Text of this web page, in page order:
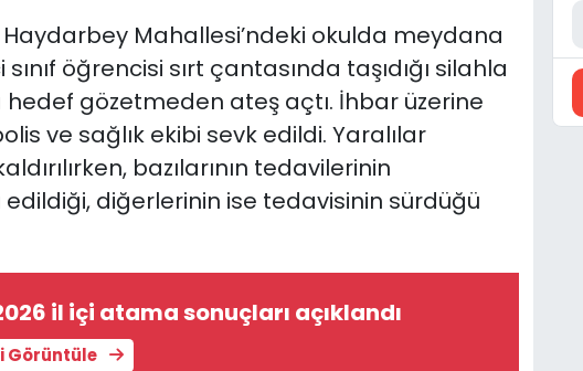
Haydarbey Mahallesi’ndeki okulda meydana
öğrencisi sırt çantasında taşıdığı silahla
gözetmeden ateş açtı. İhbar üzerine
ve sağlık ekibi sevk edildi. Yaralılar
bazılarının tedavilerinin
diğerlerinin ise tedavisinin sürdüğü
il içi atama sonuçları açıklandı
Görüntüle